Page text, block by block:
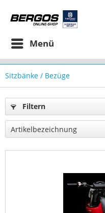
Menü
Sitzbänke / Bezüge
Filtern